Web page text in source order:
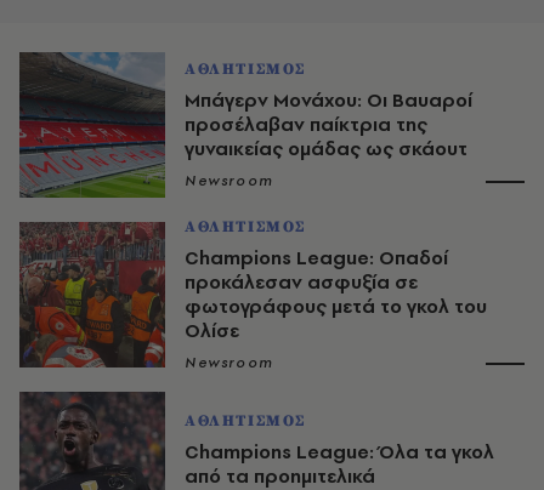
ΑΘΛΗΤΙΣΜΟΣ
Μπάγερν Μονάχου: Οι Βαυαροί
προσέλαβαν παίκτρια της
γυναικείας ομάδας ως σκάουτ
Newsroom
ΑΘΛΗΤΙΣΜΟΣ
Champions League: Οπαδοί
προκάλεσαν ασφυξία σε
φωτογράφους μετά το γκολ του
Ολίσε
Newsroom
ΑΘΛΗΤΙΣΜΟΣ
Champions League: Όλα τα γκολ
από τα προημιτελικά